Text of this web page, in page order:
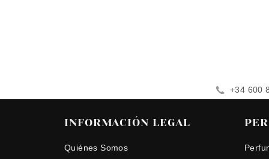
+34 600
INFORMACIÓN LEGAL
Quiénes Somos